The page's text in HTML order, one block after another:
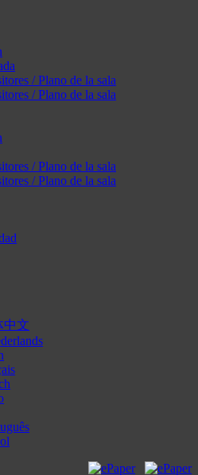
/ Plano de la sala
/ Plano de la sala
/ Plano de la sala
/ Plano de la sala
文